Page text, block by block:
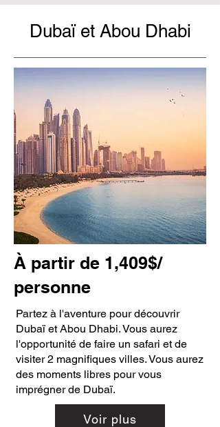
Dubaï et Abou Dhabi
À partir de 1,409$/
personne
Partez à l'aventure pour découvrir
Dubaï et Abou Dhabi. Vous aurez
l'opportunité de faire un safari et de
visiter 2 magnifiques villes. Vous aurez
des moments libres pour vous
imprégner de Dubaï.
Voir plus